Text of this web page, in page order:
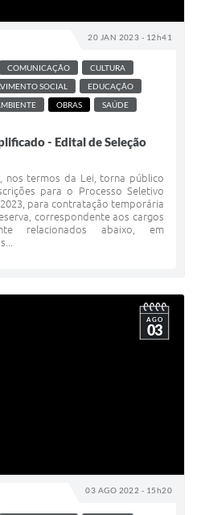
20 JAN 2023 - 12h41
COMUNICAÇÃO
CULTURA
SOCIAL
EDUCAÇÃO
OBRAS
SAÚDE
- Edital de Seleção
nos termos da Lei, torna público
para o Processo Seletivo
para contratação temporária
correspondente aos cargos
relacionados abaixo, em
03 AGO 2022 - 15h20
AGO
03